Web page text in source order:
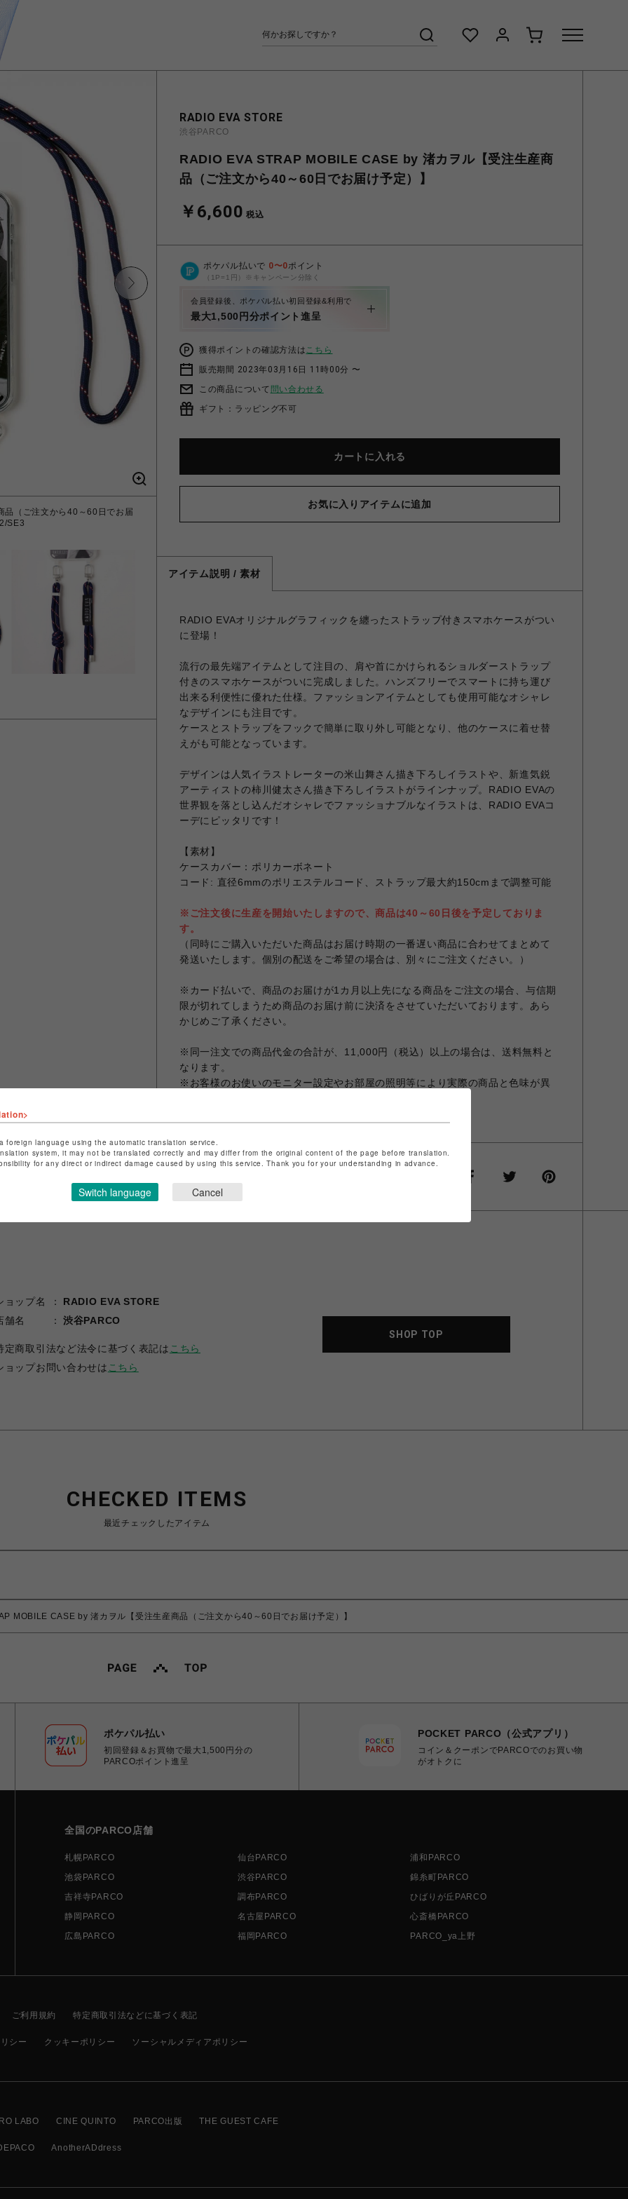
（ご注文から40～60日でお届
SE3
RADIO EVA STORE
渋谷PARCO
RADIO EVA STRAP MOBILE CASE by 渚カヲル【受注生産商
品（ご注文から40～60日でお届け予定）】
￥6,600 税込
ポケパル払いで 0〜0ポイント
（1P=1円）※キャンペーン分除く
会員登録後、ポケパル払い初回登録&利用で
最大1,500円分ポイント進呈
獲得ポイントの確認方法はこちら
販売期間 2023年03月16日 11時00分 〜
この商品について 問い合わせる
ギフト：ラッピング不可
カートに入れる
お気に入りアイテムに追加
アイテム説明 / 素材
RADIO EVAオリジナルグラフィックを纏ったストラップ付きスマホケースがつい
に登場！
流行の最先端アイテムとして注目の、肩や首にかけられるショルダーストラップ
付きのスマホケースがついに完成しました。ハンズフリーでスマートに持ち運び
出来る利便性に優れた仕様。ファッションアイテムとしても使用可能なオシャレ
なデザインにも注目です。
ケースとストラップをフックで簡単に取り外し可能となり、他のケースに着せ替
えがも可能となっています。
デザインは人気イラストレーターの米山舞さん描き下ろしイラストや、新進気鋭
アーティストの柿川健太さん描き下ろしイラストがラインナップ。RADIO EVAの
世界観を落とし込んだオシャレでファッショナブルなイラストは、RADIO EVAコ
ーデにピッタリです！
【素材】
ケースカバー：ポリカーボネート
コード: 直径6mmのポリエステルコード、ストラップ最大約150cmまで調整可能
※ご注文後に生産を開始いたしますので、商品は40～60日後を予定しておりま
す。
（同時にご購入いただいた商品はお届け時期の一番遅い商品に合わせてまとめて
発送いたします。個別の配送をご希望の場合は、別々にご注文ください。）
※カード払いで、商品のお届けが1カ月以上先になる商品をご注文の場合、与信期
限が切れてしまうため商品のお届け前に決済をさせていただいております。あら
かじめご了承ください。
※同一注文での商品代金の合計が、11,000円（税込）以上の場合は、送料無料と
なります。
※お客様のお使いのモニター設定やお部屋の照明等により実際の商品と色味が異
ョップ名
RADIO EVA STORE
舗名
渋谷PARCO
定商取引法など法令に基づく表記は こちら
ョップお問い合わせは こちら
SHOP TOP
CHECKED ITEMS
最近チェックしたアイテム
MOBILE CASE by 渚カヲル【受注生産商品（ご注文から40～60日でお届け予定）】
ポケパル払い
初回登録＆お買物で最大1,500円分の
PARCOポイント進呈
POCKET PARCO（公式アプリ）
コイン＆クーポンでPARCOでのお買い物
がオトクに
全国のPARCO店舗
札幌PARCO 仙台PARCO
浦和PARCO
池袋PARCO
渋谷PARCO
錦糸町PARCO
吉祥寺PARCO
調布PARCO
ひばりが丘PARCO
静岡PARCO
名古屋PARCO
心斎橋PARCO
広島PARCO
福岡PARCO PARCO_ya上野
ご利用規約 特定商取引法などに基づく表記
シー クッキーポリシー ソーシャルメディアポリシー
LABO CINE QUINTO PARCO出版 THE GUEST CAFE
AnotherADdress
foreign language using the automatic translation service.
system, it may not be translated correctly and may differ from the original content of the page before translation.
for any direct or indirect damage caused by using this service. Thank you for your understanding in advance.
Switch language Cancel